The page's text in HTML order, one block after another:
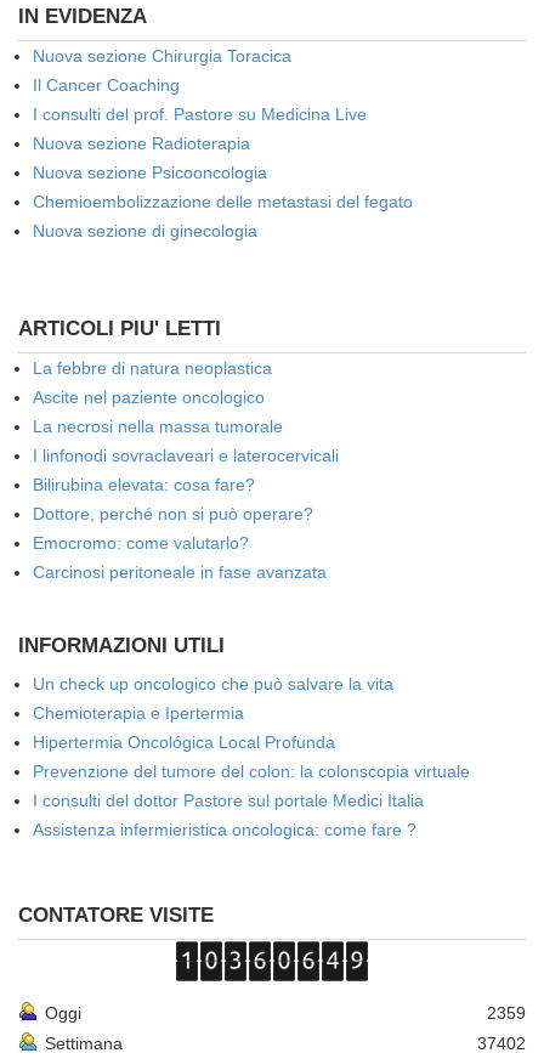
IN EVIDENZA
Nuova sezione Chirurgia Toracica
Il Cancer Coaching
I consulti del prof. Pastore su Medicina Live
Nuova sezione Radioterapia
Nuova sezione Psicooncologia
Chemioembolizzazione delle metastasi del fegato
Nuova sezione di ginecologia
ARTICOLI PIU' LETTI
La febbre di natura neoplastica
Ascite nel paziente oncologico
La necrosi nella massa tumorale
I linfonodi sovraclaveari e laterocervicali
Bilirubina elevata: cosa fare?
Dottore, perché non si può operare?
Emocromo: come valutarlo?
Carcinosi peritoneale in fase avanzata
INFORMAZIONI UTILI
Un check up oncologico che può salvare la vita
Chemioterapia e Ipertermia
Hipertermia Oncológica Local Profunda
Prevenzione del tumore del colon: la colonscopia virtuale
I consulti del dottor Pastore sul portale Medici Italia
Assistenza infermieristica oncologica: come fare ?
CONTATORE VISITE
Oggi
2359
Settimana
37402